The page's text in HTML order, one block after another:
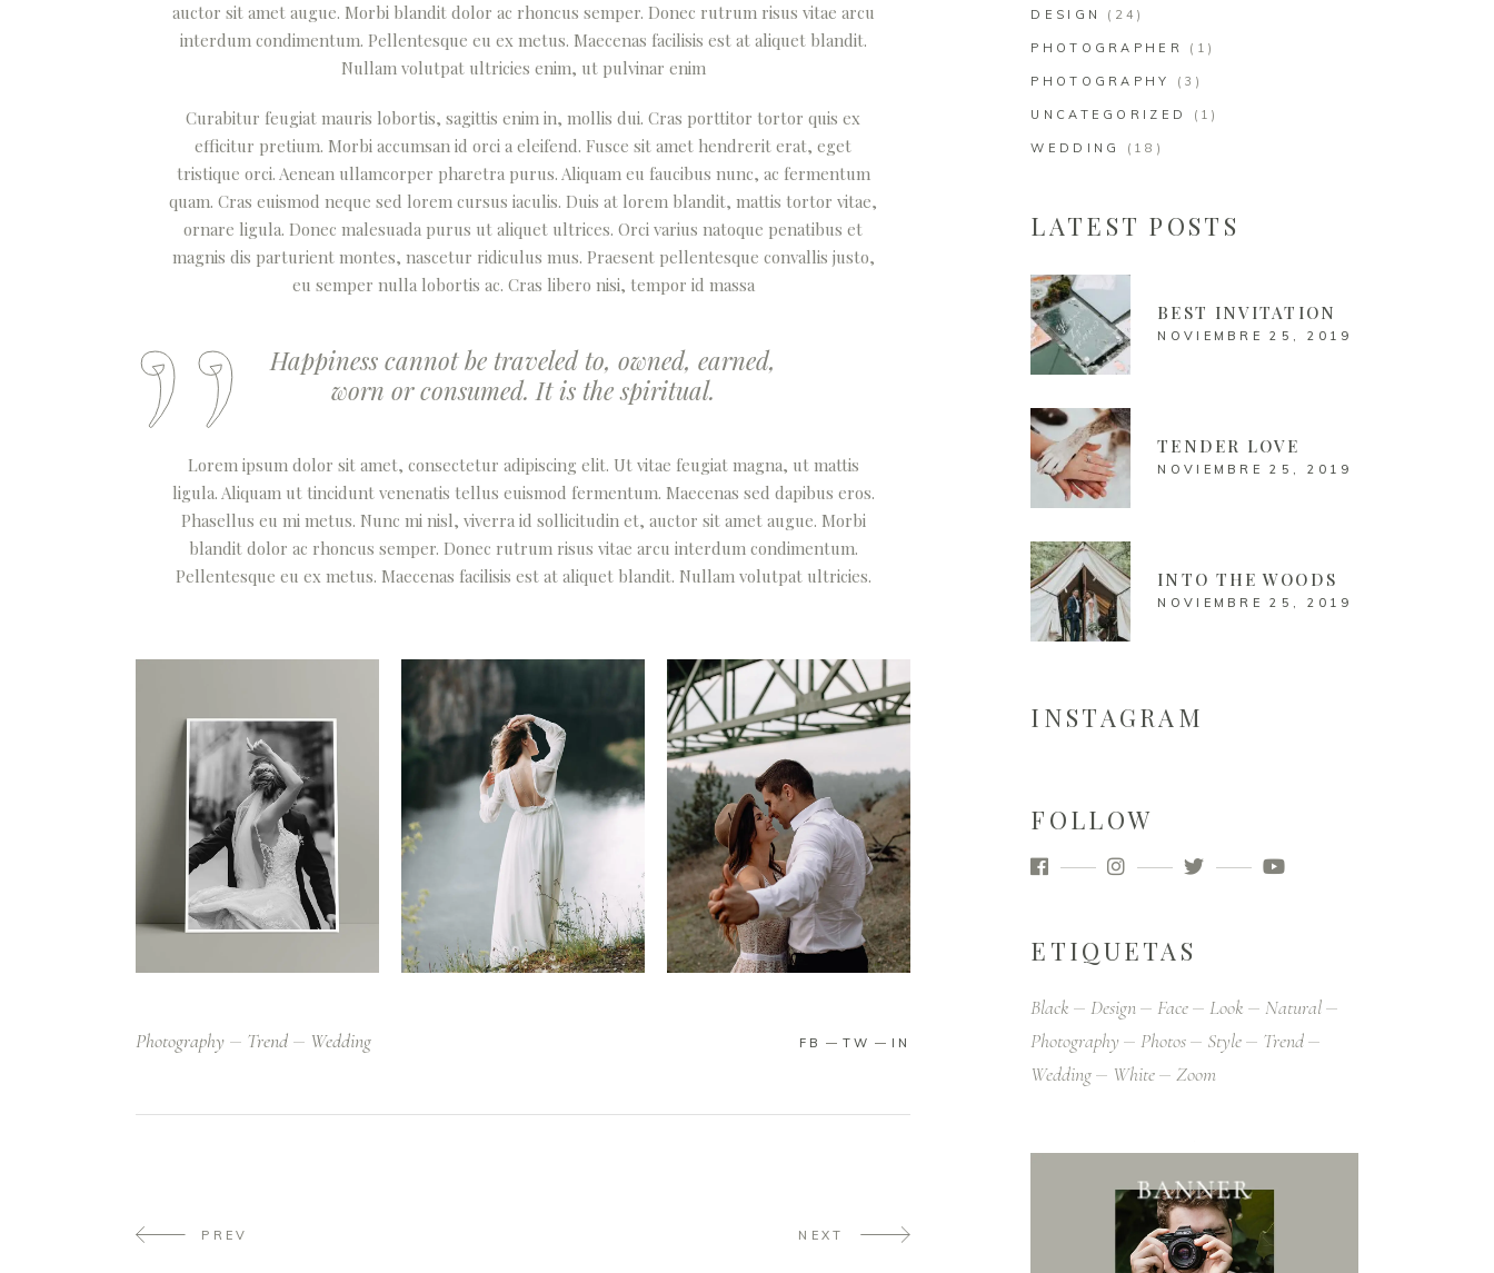
auctor sit amet augue. Morbi blandit dolor ac rhoncus semper. Donec rutrum risus vitae arcu
interdum condimentum. Pellentesque eu ex metus. Maecenas facilisis est at aliquet blandit.
Nullam volutpat ultricies enim, ut pulvinar enim
Curabitur feugiat mauris lobortis, sagittis enim in, mollis dui. Cras porttitor tortor quis ex
efficitur pretium. Morbi accumsan id orci a eleifend. Fusce sit amet hendrerit erat, eget
tristique orci. Aenean ullamcorper pharetra purus. Aliquam eu faucibus nunc, ac fermentum
quam. Cras euismod neque sed lorem cursus iaculis. Duis at lorem blandit, mattis tortor vitae,
ornare ligula. Donec malesuada purus ut aliquet ultrices. Orci varius natoque penatibus et
magnis dis parturient montes, nascetur ridiculus mus. Praesent pellentesque convallis justo,
eu semper nulla lobortis ac. Cras libero nisi, tempor id massa
Happiness cannot be traveled to, owned, earned,
worn or consumed. It is the spiritual.
Lorem ipsum dolor sit amet, consectetur adipiscing elit. Ut vitae feugiat magna, ut mattis
ligula. Aliquam ut tincidunt venenatis tellus euismod fermentum. Maecenas sed dapibus eros.
Phasellus eu mi metus. Nunc mi nisl, viverra id sollicitudin et, auctor sit amet augue. Morbi
blandit dolor ac rhoncus semper. Donec rutrum risus vitae arcu interdum condimentum.
Pellentesque eu ex metus. Maecenas facilisis est at aliquet blandit. Nullam volutpat ultricies.
Photography Trend Wedding FB TW IN
PREV NEXT
DESIGN (24)
PHOTOGRAPHER (1)
PHOTOGRAPHY (3)
UNCATEGORIZED (1)
WEDDING (18)
LATEST POSTS
BEST INVITATION
NOVIEMBRE 25, 2019
TENDER LOVE
NOVIEMBRE 25, 2019
INTO THE WOODS
NOVIEMBRE 25, 2019
INSTAGRAM
FOLLOW
ETIQUETAS
Black Design Face Look
Natural
Photography
Photos Style
Trend
Wedding
White Zoom